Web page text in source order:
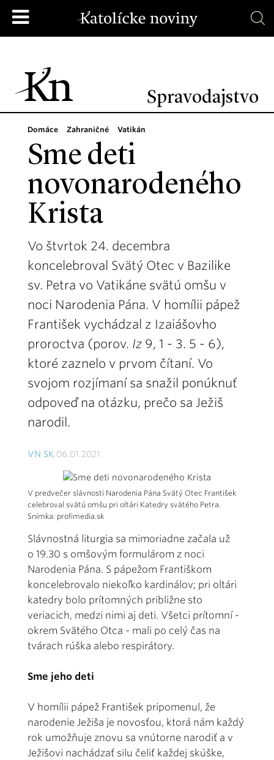
Spravodajstvo
Domáce Zahraničné Vatikán
Sme deti
novonarodeného
Krista
Vo štvrtok 24. decembra
koncelebroval Svätý Otec v Bazilike
sv. Petra vo Vatikáne svätú omšu v
noci Narodenia Pána. V homílii pápež
František vychádzal z Izaiášovho
proroctva (porov. Iz 9, 1 - 3. 5 - 6),
ktoré zaznelo v prvom čítaní. Vo
svojom rozjímaní sa snažil ponúknuť
odpoveď na otázku, prečo sa Ježiš
narodil.
VN SK 06.01.2021
V predvečer slávnosti Narodenia Pána Svätý Otec František
celebroval svätú omšu pri oltári Katedry svätého Petra.
Snímka: profimedia.sk
Slávnostná liturgia sa mimoriadne začala už
o 19.30 s omšovým formulárom z noci
Narodenia Pána. S pápežom Františkom
koncelebrovalo niekoľko kardinálov; pri oltári
katedry bolo prítomných približne sto
veriacich, medzi nimi aj deti. Všetci prítomní -
okrem Svätého Otca - mali po celý čas na
tvárach rúška alebo respirátory.
Sme jeho deti
V homílii pápež František pripomenul, že
narodenie Ježiša je novosťou, ktorá nám každý
rok umožňuje znovu sa vnútorne narodiť a v
Ježišovi nachádzať silu čeliť každej skúške,